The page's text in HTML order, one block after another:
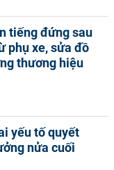
tiếng đứng sau
phụ xe, sửa đồ
thương hiệu
yếu tố quyết
nửa cuối